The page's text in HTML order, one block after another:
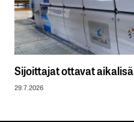
Sijoittajat ottavat
29.7.2026